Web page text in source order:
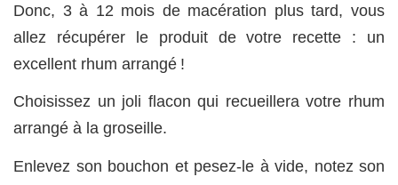
Donc, 3 à 12 mois de macération plus tard, vous
allez récupérer le produit de votre recette : un
excellent rhum arrangé !
Choisissez un joli flacon qui recueillera votre rhum
arrangé à la groseille.
Enlevez son bouchon et pesez-le à vide, notez son